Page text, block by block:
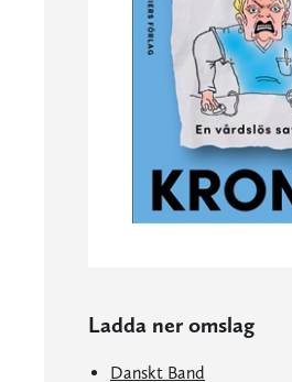
Ladda ner omslag
Danskt Band